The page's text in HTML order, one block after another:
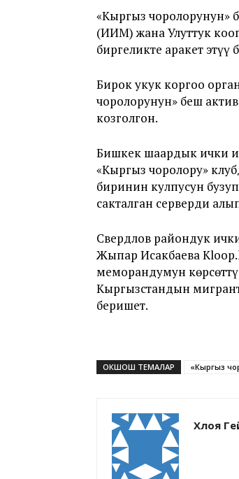
«Кыргыз чоролорунун»
(ИИМ) жана Улуттук
биргеликте аракет
Бирок укук коргоо
чоролорунун» беш
козголгон.
Бишкек шаардык ички
«Кыргыз чоролору»
биринин кулпусун
сакталган серверди
Свердлов райондук
Жыпар Исакбаева
меморандумун
Кыргызстандын
беришет.
ОКШОШ ТЕМАЛАР «Кыргыз
Хлоя